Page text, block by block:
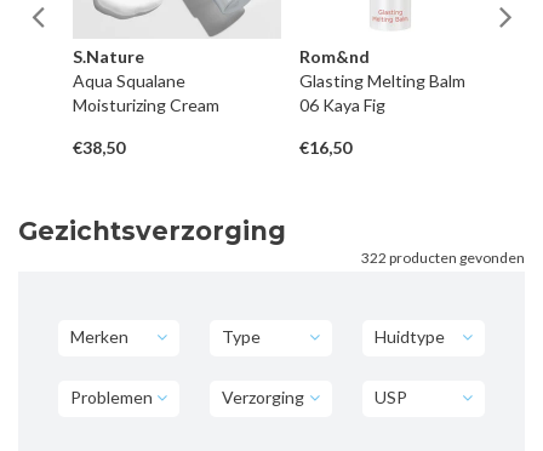
S.Nature
Aqua Squalane
Moisturizing Cream
€38,50
Rom&nd
Glasting Melting Balm
06 Kaya Fig
€16,50
Gezichtsverzorging
322 producten gevonden
Merken Type Huidtype
Problemen Verzorging USP